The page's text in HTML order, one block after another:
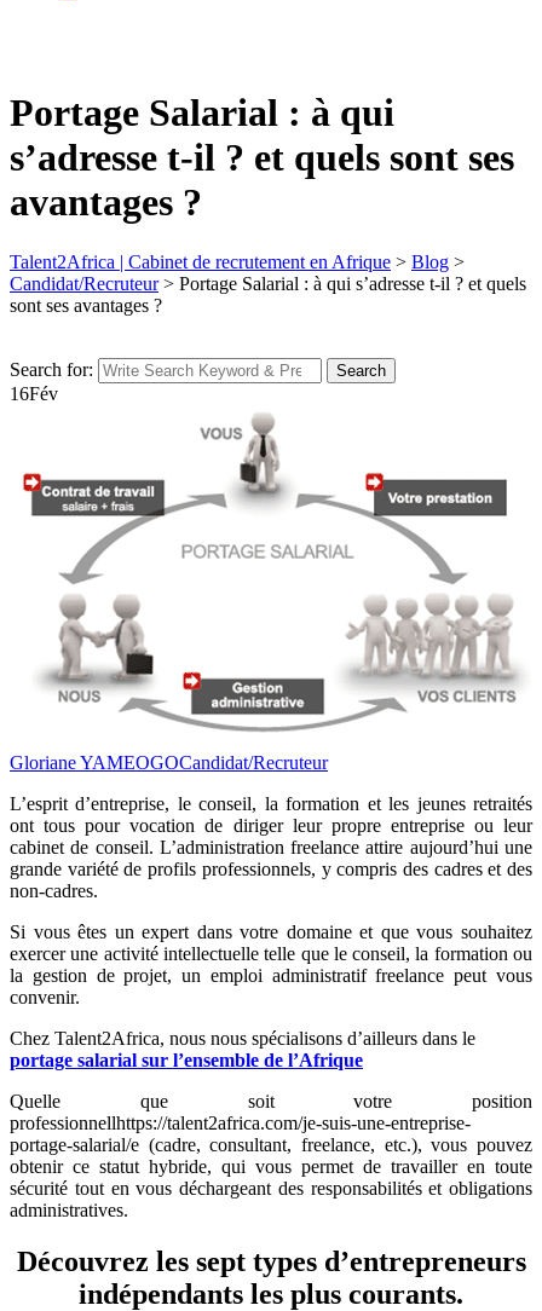
Portage Salarial : à qui
s’adresse t-il ? et quels sont ses
avantages ?
Talent2Africa | Cabinet de recrutement en Afrique > Blog >
Candidat/Recruteur> Portage Salarial : à qui s’adresse t-il ? et quels
sont ses avantages ?
Search for: Search
16Fév
Gloriane YAMEOGOCandidat/Recruteur
L’esprit d’entreprise, le conseil, la formation et les jeunes retraités
ont tous pour vocation de diriger leur propre entreprise ou leur
cabinet de conseil. L’administration freelance attire aujourd’hui une
grande variété de profils professionnels, y compris des cadres et des
non-cadres.
Si vous êtes un expert dans votre domaine et que vous souhaitez
exercer une activité intellectuelle telle que le conseil, la formation ou
la gestion de projet, un emploi administratif freelance peut vous
convenir.
Chez Talent2Africa, nous nous spécialisons d’ailleurs dans le
portage salarial sur l’ensemble de l’Afrique
Quelle que soit votre position
professionnellhttps://talent2africa.com/je-suis-une-entreprise-
portage-salarial/e (cadre, consultant, freelance, etc.), vous pouvez
obtenir ce statut hybride, qui vous permet de travailler en toute
sécurité tout en vous déchargeant des responsabilités et obligations
administratives.
Découvrez les sept types d’entrepreneurs
indépendants les plus courants.